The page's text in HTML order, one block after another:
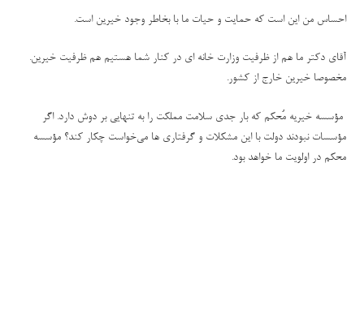
احساس من این است که حمایت و حیات ما با بخاطر وجود خیرین است.
آقای دکتر ما هم از ظرفیت وزارت خانه ای در کنار شما هستیم هم ظرفیت خیرین.
مخصوصا خیرین خارج از کشور.
مؤسسه خیریه مُحکم که بار جدی سلامت مملکت را به تنهایی بر دوش دارد. اگر
مؤسسات نبودند دولت با این مشکلات و گرفتاری ها می‌خواست چکار کند؟ مؤسسه
محکم در اولویت ما خواهد بود.